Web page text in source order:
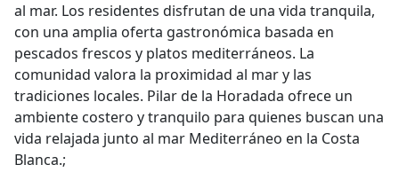
al mar. Los residentes disfrutan de una vida tranquila,
con una amplia oferta gastronómica basada en
pescados frescos y platos mediterráneos. La
comunidad valora la proximidad al mar y las
tradiciones locales. Pilar de la Horadada ofrece un
ambiente costero y tranquilo para quienes buscan una
vida relajada junto al mar Mediterráneo en la Costa
Blanca.;